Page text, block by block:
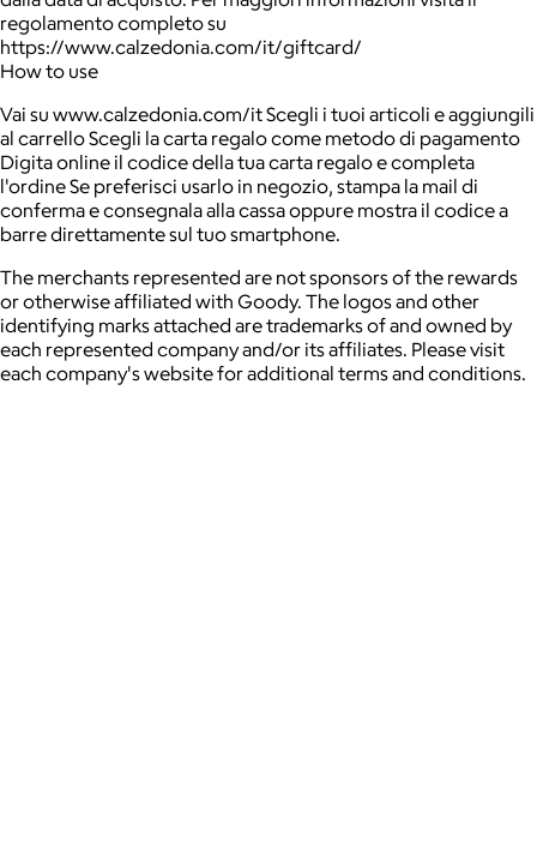
regolamento completo su
https://www.calzedonia.com/it/giftcard/
How to use
Vai su www.calzedonia.com/it Scegli i tuoi articoli e aggiungili
al carrello Scegli la carta regalo come metodo di pagamento
Digita online il codice della tua carta regalo e completa
l'ordine Se preferisci usarlo in negozio, stampa la mail di
conferma e consegnala alla cassa oppure mostra il codice a
barre direttamente sul tuo smartphone.
The merchants represented are not sponsors of the rewards
or otherwise affiliated with Goody. The logos and other
identifying marks attached are trademarks of and owned by
each represented company and/or its affiliates. Please visit
each company's website for additional terms and conditions.